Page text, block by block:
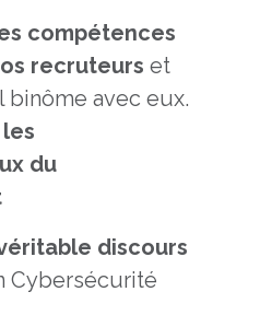
compétences
recruteurs et
binôme avec eux.
du
discours
Cybersécurité